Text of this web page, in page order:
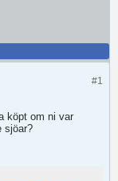
#1
köpt om ni var
sjöar?